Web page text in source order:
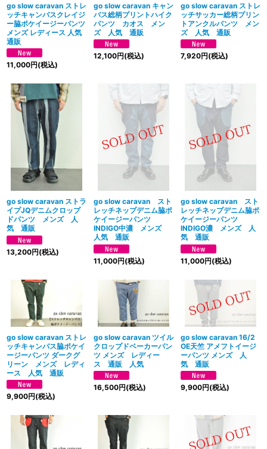
go slow caravan ストレ
ッチキャンバスクレイジ
ー脇ポケイージーパンツ
メンズ レディース 人気
通販
11,000円(税込)
go slow caravan キャン
バス総柄プリントハイク
パンツ カオス メン
ズ 人気 通販
12,100円(税込)
go slow caravan ストレ
ッチサッカー総柄プリン
トアンクルパンツ メン
ズ 人気 通販
7,920円(税込)
go slow caravan ストラ
イプJQデニムクロップ
ドパンツ メンズ 人
気 通販
13,200円(税込)
go slow caravan スト
レッチネップデニム脇ポ
ケイージーパンツ
INDIGO中濃 メンズ
人気 通販
11,000円(税込)
go slow caravan スト
レッチネップデニム脇ポ
ケイージーパンツ
INDIGO濃 メンズ 人
気 通販
11,000円(税込)
go slow caravan ストレ
ッチキャンバス脇ポケイ
ージーパンツ ダークグ
リーン メンズ レディ
ース 人気 通販
9,900円(税込)
go slow caravan ツイル
クロップドベーカーパン
ツ メンズ レディー
ス 通販 人気
16,500円(税込)
go slow caravan 16/2
OE天竺 アメフトイージ
ーパンツ メンズ 人
気 通販
9,900円(税込)